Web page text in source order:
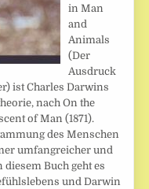
in Man
and
Animals
(Der
Ausdruck
ist Charles Darwins
nach On the
of Man (1871).
des Menschen
umfangreicher und
Buch geht es
und Darwin